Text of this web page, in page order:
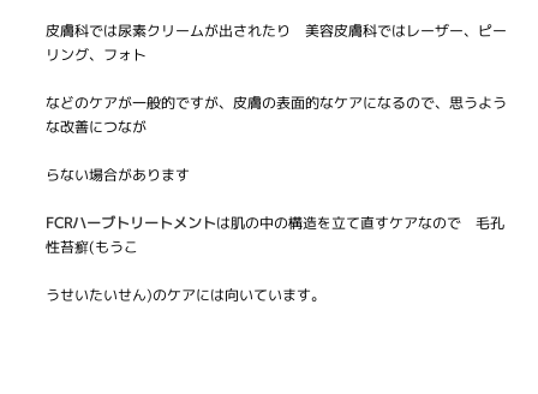
皮膚科では尿素クリームが出されたり 美容皮膚科ではレーザー、ピー
リング、フォト
などのケアが一般的ですが、皮膚の表面的なケアになるので、思うよう
な改善につなが
らない場合があります
FCRハーブトリートメントは肌の中の構造を立て直すケアなので 毛孔
性苔癬(もうこ
うせいたいせん)のケアには向いています。